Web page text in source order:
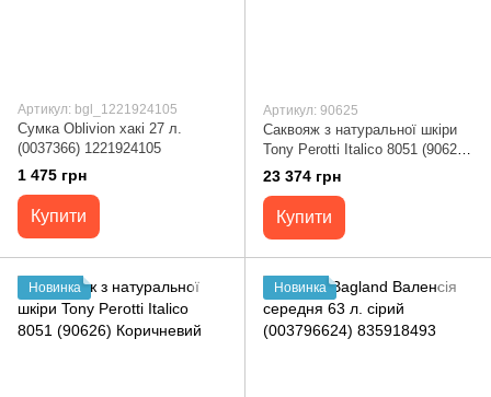
Артикул: bgl_1221924105
Сумка Oblivion хакі 27 л.
(0037366) 1221924105
1 475 грн
Купити
Артикул: 90625
Саквояж з натуральної шкіри
Tony Perotti Italico 8051 (90625)
Коньячний
23 374 грн
Купити
Новинка Новинка